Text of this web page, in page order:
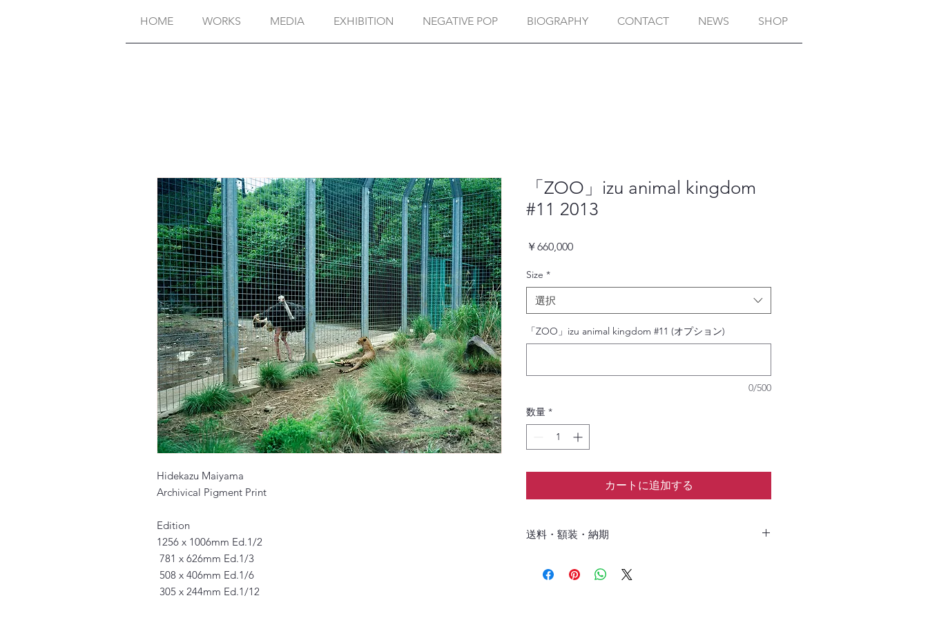
HOME WORKS MEDIA EXHIBITION NEGATIVE POP BIOGRAPHY CONTACT NEWS SHOP
Hidekazu Maiyama
Archivical Pigment Print
Edition
1256 x 1006mm Ed.1/2
781 x 626mm Ed.1/3
508 x 406mm Ed.1/6
305 x 244mm Ed.1/12
「ZOO」izu animal kingdom
#11 2013
￥660,000価
Size *
選択
「ZOO」izu animal kingdom #11 (オプション)
0/500
数量 *
カートに追加する
送料・額装・納期
額装済み作品となります。